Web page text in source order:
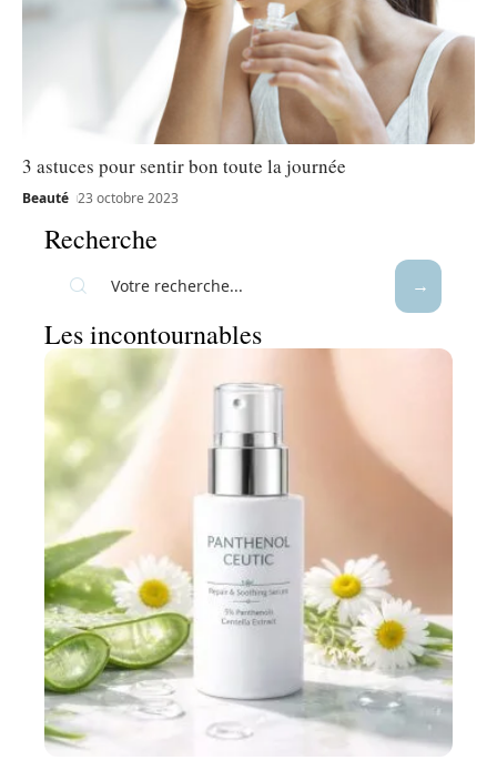
3 astuces pour sentir bon toute la journée
Beauté 23 octobre 2023
Recherche
Les incontournables